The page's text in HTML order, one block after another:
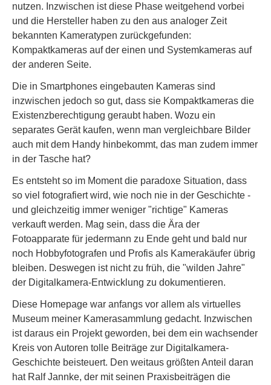
nutzen. Inzwischen ist diese Phase weitgehend vorbei
und die Hersteller haben zu den aus analoger Zeit
bekannten Kameratypen zurückgefunden:
Kompaktkameras auf der einen und Systemkameras auf
der anderen Seite.
Die in Smartphones eingebauten Kameras sind
inzwischen jedoch so gut, dass sie Kompaktkameras die
Existenzberechtigung geraubt haben. Wozu ein
separates Gerät kaufen, wenn man vergleichbare Bilder
auch mit dem Handy hinbekommt, das man zudem immer
in der Tasche hat?
Es entsteht so im Moment die paradoxe Situation, dass
so viel fotografiert wird, wie noch nie in der Geschichte -
und gleichzeitig immer weniger "richtige" Kameras
verkauft werden. Mag sein, dass die Ära der
Fotoapparate für jedermann zu Ende geht und bald nur
noch Hobbyfotografen und Profis als Kamerakäufer übrig
bleiben. Deswegen ist nicht zu früh, die "wilden Jahre"
der Digitalkamera-Entwicklung zu dokumentieren.
Diese Homepage war anfangs vor allem als virtuelles
Museum meiner Kamerasammlung gedacht. Inzwischen
ist daraus ein Projekt geworden, bei dem ein wachsender
Kreis von Autoren tolle Beiträge zur Digitalkamera-
Geschichte beisteuert. Den weitaus größten Anteil daran
hat Ralf Jannke, der mit seinen Praxisbeiträgen die